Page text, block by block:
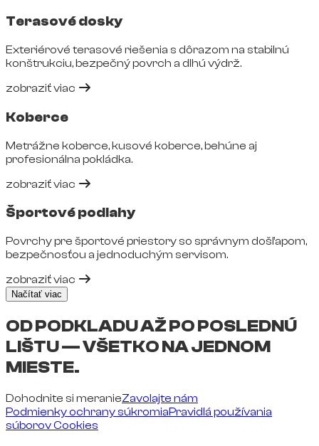
Terasové dosky
Exteriérové terasové riešenia s dôrazom na stabilnú
konštrukciu, bezpečný povrch a dlhú výdrž.
zobraziť viac
Koberce
Metrážne koberce, kusové koberce, behúne aj
profesionálna pokládka.
zobraziť viac
Športové podlahy
Povrchy pre športové priestory so správnym došľapom,
bezpečnosťou a jednoduchým servisom.
zobraziť viac
Načítať viac
OD PODKLADU AŽ PO POSLEDNÚ
LIŠTU — VŠETKO NA JEDNOM
MIESTE.
Dohodnite si meranieZavolajte nám
Podmienky ochrany súkromiaPravidlá používania
súborov Cookies